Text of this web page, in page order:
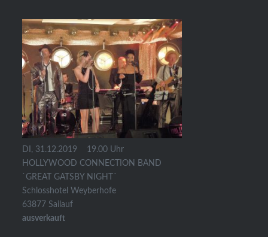
DI, 31.12.2019 19.00 Uhr
HOLLYWOOD CONNECTION BAND
`GREAT GATSBY NIGHT´
Schlosshotel Weyberhofe
63877 Sailauf
ausverkauft